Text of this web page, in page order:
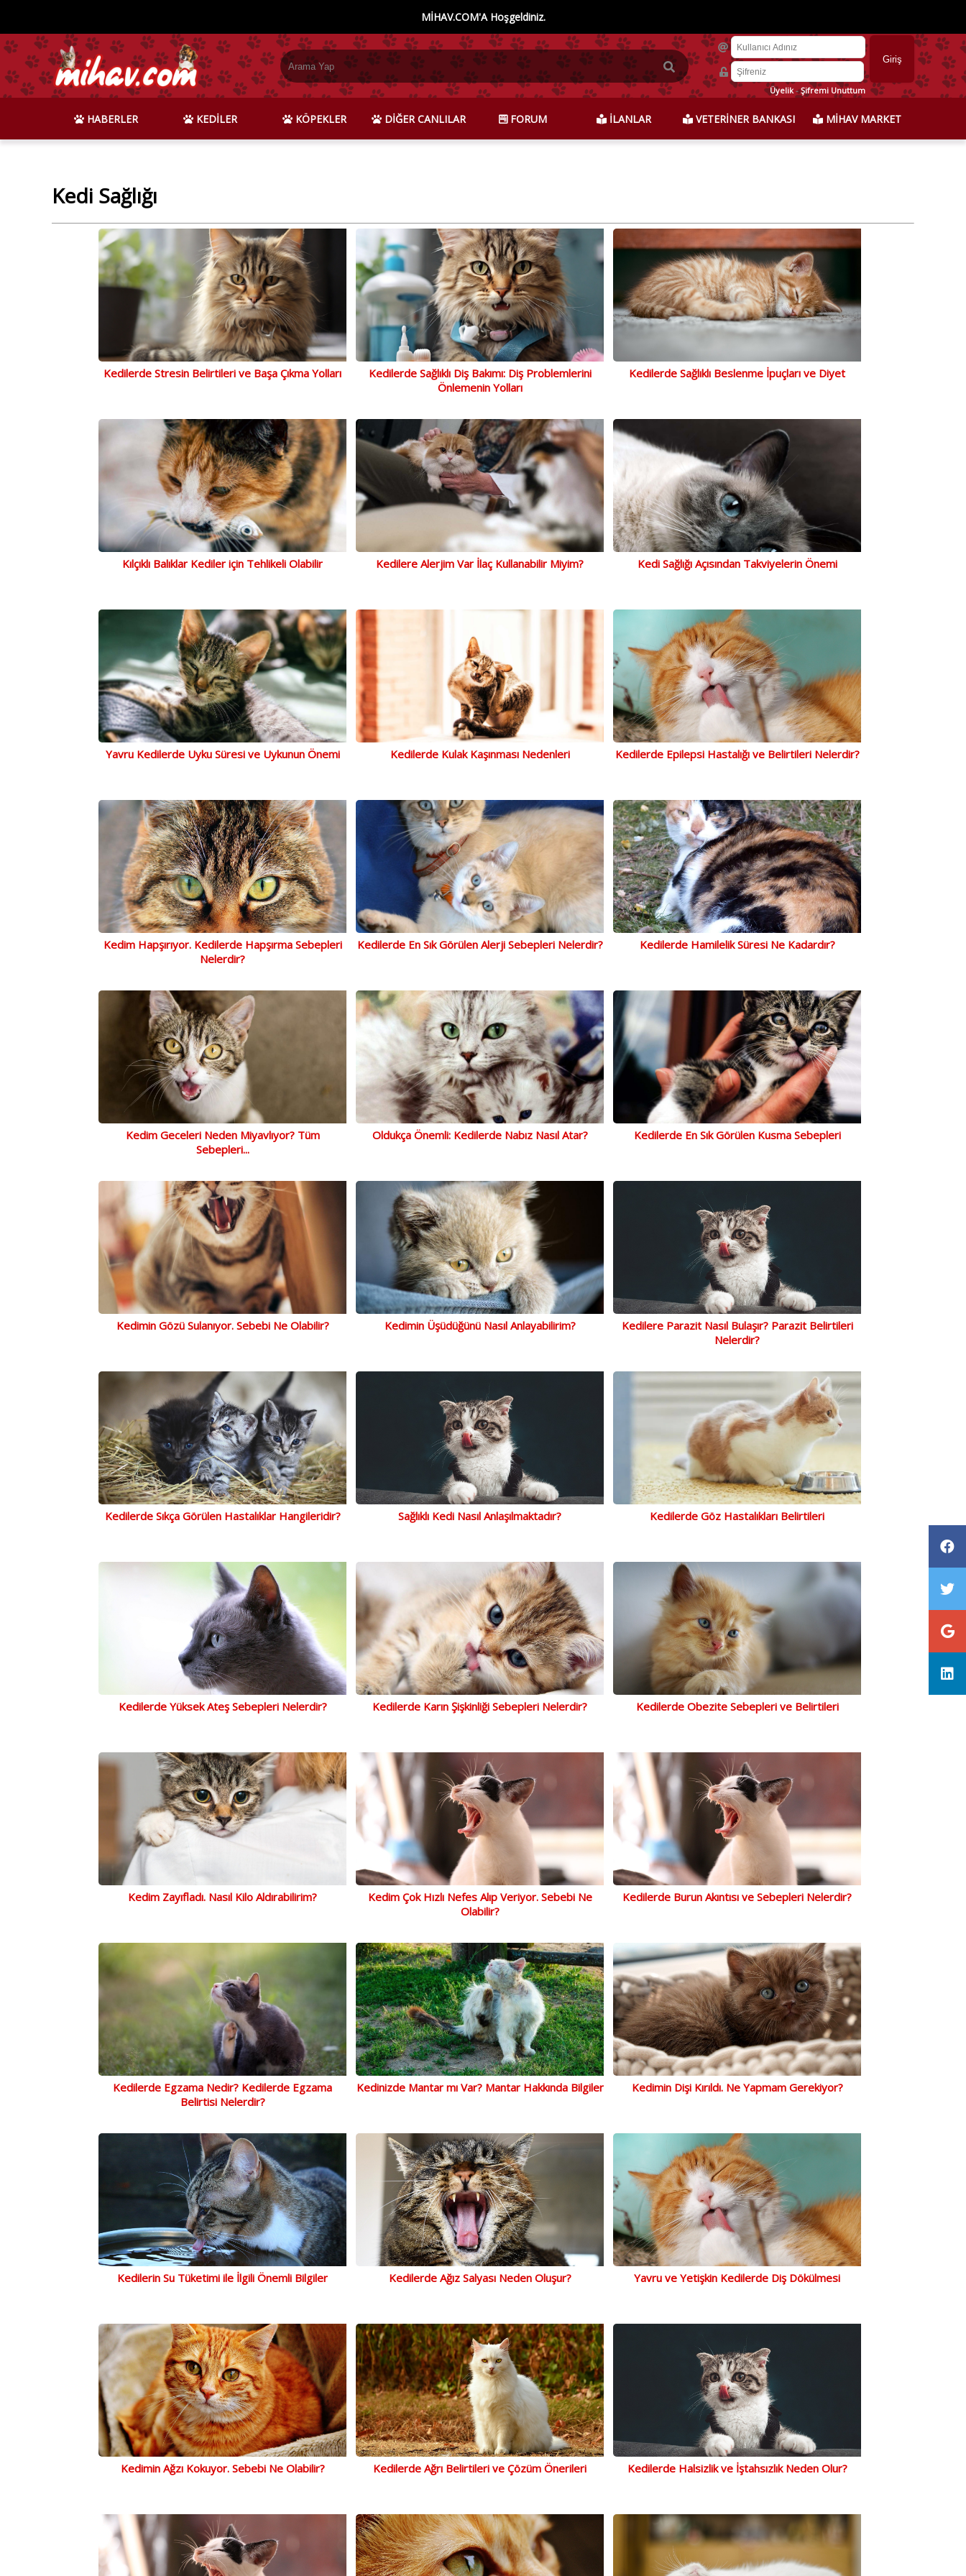
MİHAV.COM'A Hoşgeldiniz.
Üyelik-Şifremi Unuttum
HABERLER KEDİLER KÖPEKLER DİĞER CANLILAR FORUM İLANLAR VETERİNER BANKASI MİHAV MARKET
Kedi Sağlığı
Kedilerde Stresin Belirtileri ve Başa Çıkma Yolları
Kedilerde Sağlıklı Diş Bakımı: Diş Problemlerini
Önlemenin Yolları
Kedilerde Sağlıklı Beslenme İpuçları ve Diyet
Kılçıklı Balıklar Kediler için Tehlikeli Olabilir Kedilere Alerjim Var İlaç Kullanabilir Miyim? Kedi Sağlığı Açısından Takviyelerin Önemi
Yavru Kedilerde Uyku Süresi ve Uykunun Önemi Kedilerde Kulak Kaşınması Nedenleri Kedilerde Epilepsi Hastalığı ve Belirtileri Nelerdir?
Kedim Hapşırıyor. Kedilerde Hapşırma Sebepleri
Nelerdir?
Kedilerde En Sık Görülen Alerji Sebepleri Nelerdir? Kedilerde Hamilelik Süresi Ne Kadardır?
Kedim Geceleri Neden Miyavlıyor? Tüm
Sebepleri...
Oldukça Önemli: Kedilerde Nabız Nasıl Atar? Kedilerde En Sık Görülen Kusma Sebepleri
Kedimin Gözü Sulanıyor. Sebebi Ne Olabilir? Kedimin Üşüdüğünü Nasıl Anlayabilirim?
Kedilere Parazit Nasıl Bulaşır? Parazit Belirtileri
Nelerdir?
Kedilerde Sıkça Görülen Hastalıklar Hangileridir? Sağlıklı Kedi Nasıl Anlaşılmaktadır? Kedilerde Göz Hastalıkları Belirtileri
Kedilerde Yüksek Ateş Sebepleri Nelerdir? Kedilerde Karın Şişkinliği Sebepleri Nelerdir? Kedilerde Obezite Sebepleri ve Belirtileri
Kedim Zayıfladı. Nasıl Kilo Aldırabilirim?
Kedim Çok Hızlı Nefes Alıp Veriyor. Sebebi Ne
Olabilir?
Kedilerde Burun Akıntısı ve Sebepleri Nelerdir?
Kedilerde Egzama Nedir? Kedilerde Egzama
Belirtisi Nelerdir?
Kedinizde Mantar mı Var? Mantar Hakkında Bilgiler Kedimin Dişi Kırıldı. Ne Yapmam Gerekiyor?
Kedilerin Su Tüketimi ile İlgili Önemli Bilgiler Kedilerde Ağız Salyası Neden Oluşur? Yavru ve Yetişkin Kedilerde Diş Dökülmesi
Kedimin Ağzı Kokuyor. Sebebi Ne Olabilir? Kedilerde Ağrı Belirtileri ve Çözüm Önerileri Kedilerde Halsizlik ve İştahsızlık Neden Olur?